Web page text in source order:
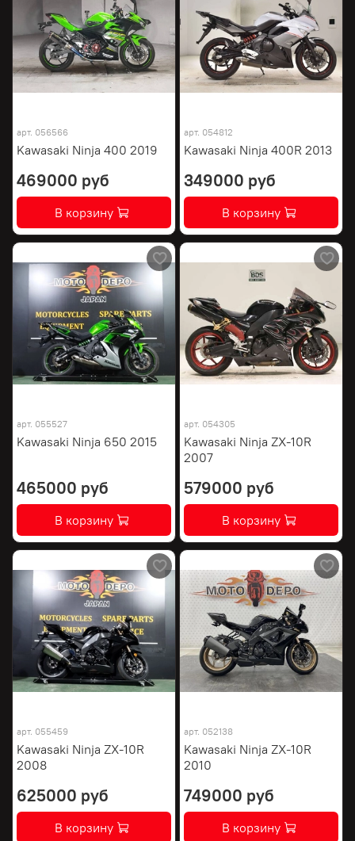
арт. 056566
Kawasaki Ninja 400 2019
469000 руб
В корзину
арт. 054812
Kawasaki Ninja 400R 2013
349000 руб
В корзину
арт. 055527
Kawasaki Ninja 650 2015
465000 руб
В корзину
арт. 054305
Kawasaki Ninja ZX-10R
2007
579000 руб
В корзину
арт. 055459
Kawasaki Ninja ZX-10R
2008
625000 руб
В корзину
арт. 052138
Kawasaki Ninja ZX-10R
2010
749000 руб
В корзину